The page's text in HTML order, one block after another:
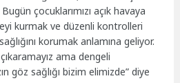
çocuklarımızı açık havaya
kurmak ve düzenli kontrolleri
korumak anlamına geliyor.
ama dengeli
göz sağlığı bizim elimizde” diye